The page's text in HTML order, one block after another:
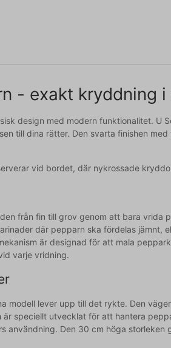
- exakt kryddning
design med modern funktionalitet. U
till dina rätter. Den svarta finishen
vid bordet, där nykrossade
från fin till grov genom att bara vrida
där pepparn ska fördelas jämnt,
är designad för att mala
varje vridning.
modell lever upp till det rykte. Den
speciellt utvecklat för att hantera
användning. Den 30 cm höga storleken